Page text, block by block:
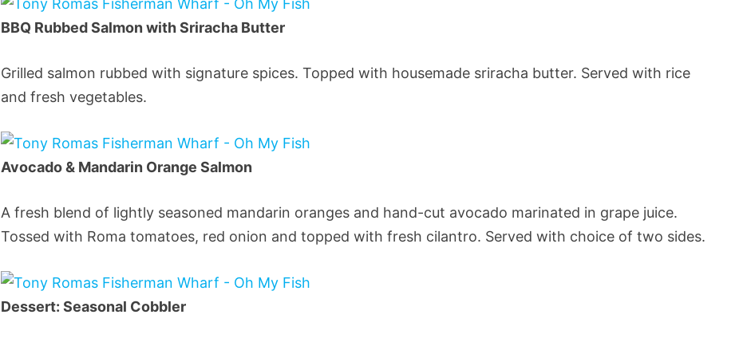
BBQ Rubbed Salmon with Sriracha Butter
Grilled salmon rubbed with signature spices. Topped with housemade sriracha butter. Served with rice
and fresh vegetables.
Avocado & Mandarin Orange Salmon
A fresh blend of lightly seasoned mandarin oranges and hand-cut avocado marinated in grape juice.
Tossed with Roma tomatoes, red onion and topped with fresh cilantro. Served with choice of two sides.
Dessert: Seasonal Cobbler